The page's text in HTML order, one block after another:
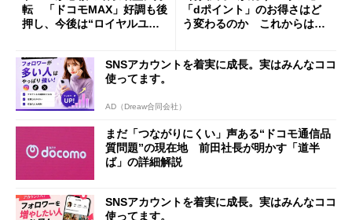
転 「ドコモMAX」好調も後
押し、今後は“ロイヤルユー
「dポイント」のお得さはど
う変わるのか これからは
SNSアカウントを着実に成長。実はみんなココ
使ってます。
AD（Dreaw合同会社）
まだ「つながりにくい」声ある“ドコモ通信品
質問題”の現在地 前田社長が明かす「道半
ば」の詳細解説
SNSアカウントを着実に成長。実はみんなココ
使ってます。